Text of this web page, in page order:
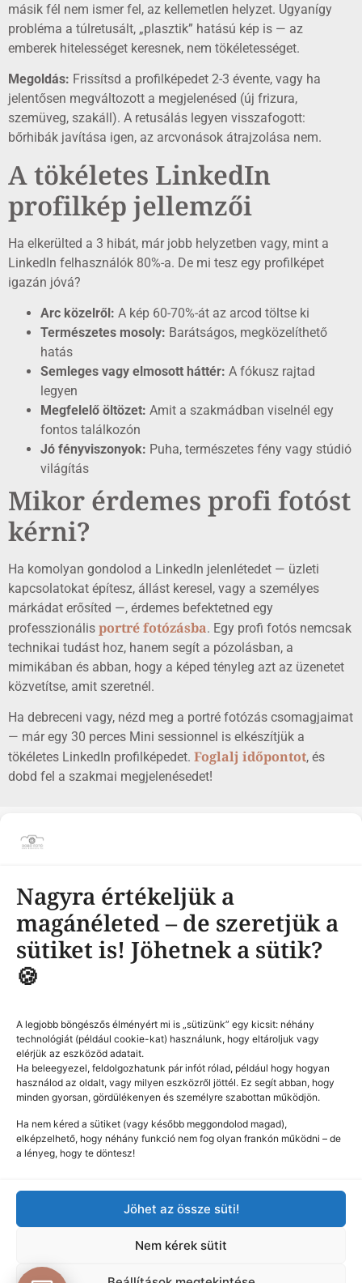
Nagyra értékeljük a
magánéleted – de szeretjük a
sütiket is! Jöhetnek a sütik?
🍪
A legjobb böngészős élményért mi is „sütizünk” egy kicsit: néhány
technológiát (például cookie-kat) használunk, hogy eltároljuk vagy
elérjük az eszközöd adatait.
Ha beleegyezel, feldolgozhatunk pár infót rólad, például hogy hogyan
használod az oldalt, vagy milyen eszközről jöttél. Ez segít abban, hogy
minden gyorsan, gördülékenyen és személyre szabottan működjön.
Ha nem kéred a sütiket (vagy később meggondolod magad),
elképzelhető, hogy néhány funkció nem fog olyan frankón működni – de
a lényeg, hogy te döntesz!
Jöhet az össze süti!
Nem kérek sütit
másik fél nem ismer fel, az kellemetlen helyzet. Ugyanígy
probléma a túlretusált, „plasztik” hatású kép is — az
emberek hitelességet keresnek, nem tökéletességet.
Megoldás: Frissítsd a profilképedet 2-3 évente, vagy ha
jelentősen megváltozott a megjelenésed (új frizura,
szemüveg, szakáll). A retusálás legyen visszafogott:
bőrhibák javítása igen, az arcvonások átrajzolása nem.
A tökéletes LinkedIn
profilkép jellemzői
Ha elkerülted a 3 hibát, már jobb helyzetben vagy, mint a
LinkedIn felhasználók 80%-a. De mi tesz egy profilképet
igazán jóvá?
Arc közelről: A kép 60-70%-át az arcod töltse ki
Természetes mosoly: Barátságos, megközelíthető
hatás
Semleges vagy elmosott háttér: A fókusz rajtad
legyen
Megfelelő öltözet: Amit a szakmádban viselnél egy
fontos találkozón
Jó fényviszonyok: Puha, természetes fény vagy stúdió
világítás
Mikor érdemes profi fotóst
kérni?
Ha komolyan gondolod a LinkedIn jelenlétedet — üzleti
kapcsolatokat építesz, állást keresel, vagy a személyes
márkádat erősíted —, érdemes befektetned egy
professzionális portré fotózásba. Egy profi fotós nemcsak
technikai tudást hoz, hanem segít a pózolásban, a
mimikában és abban, hogy a képed tényleg azt az üzenetet
közvetítse, amit szeretnél.
Ha debreceni vagy, nézd meg a portré fotózás csomagjaimat
— már egy 30 perces Mini sessionnel is elkészítjük a
tökéletes LinkedIn profilképedet. Foglalj időpontot, és
dobd fel a szakmai megjelenésedet!
Adatvédelmi nyilatkozat |Impresszum
© Minden jog fenntratva! 2025
GYORS LINKEK
Kezdőlap
Munkáim
Szolgáltatásaim
Ajándékutalvány
Kapcsolat
Rólam
www.doboimre.hu
www.selfiefoto.hu